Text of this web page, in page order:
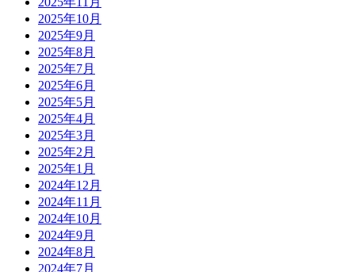
2025年10月
2025年9月
2025年8月
2025年7月
2025年6月
2025年5月
2025年4月
2025年3月
2025年2月
2025年1月
2024年12月
2024年11月
2024年10月
2024年9月
2024年8月
2024年7月